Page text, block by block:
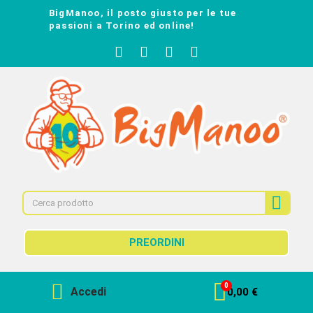
BigManoo, il posto giusto per le tue
passioni a Torino ed online!
PREORDINI
Accedi 0,00 €